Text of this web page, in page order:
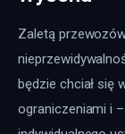
Zaletą
będzie chciał się
ograniczeniami i